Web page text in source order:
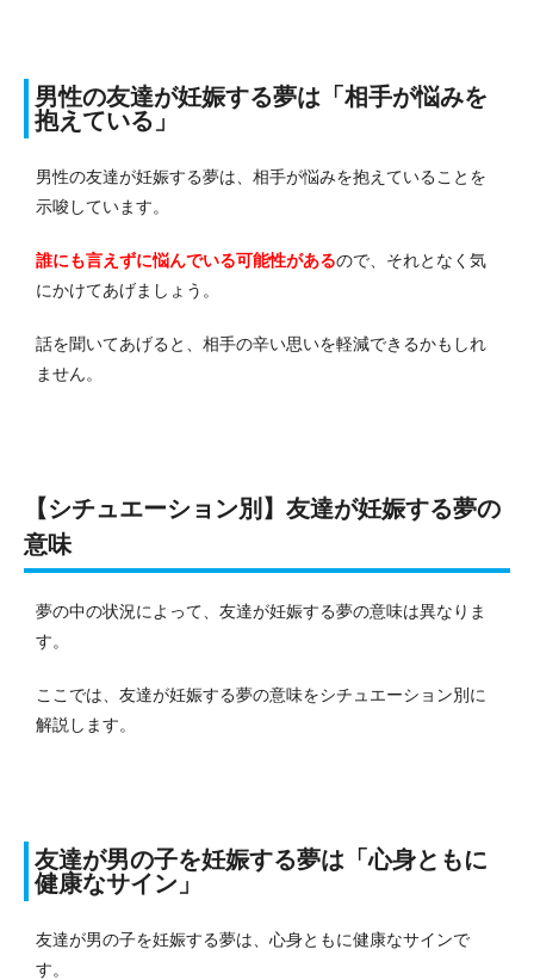
男性の友達が妊娠する夢は「相手が悩みを
抱えている」
男性の友達が妊娠する夢は、相手が悩みを抱えていることを
示唆しています。
誰にも言えずに悩んでいる可能性があるので、それとなく気
にかけてあげましょう。
話を聞いてあげると、相手の辛い思いを軽減できるかもしれ
ません。
【シチュエーション別】友達が妊娠する夢の
意味
夢の中の状況によって、友達が妊娠する夢の意味は異なりま
す。
ここでは、友達が妊娠する夢の意味をシチュエーション別に
解説します。
友達が男の子を妊娠する夢は「心身ともに
健康なサイン」
友達が男の子を妊娠する夢は、心身ともに健康なサインで
す。